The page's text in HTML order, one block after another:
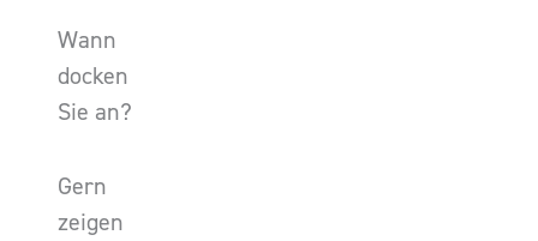
Wann
docken
Sie an?
Gern
zeigen